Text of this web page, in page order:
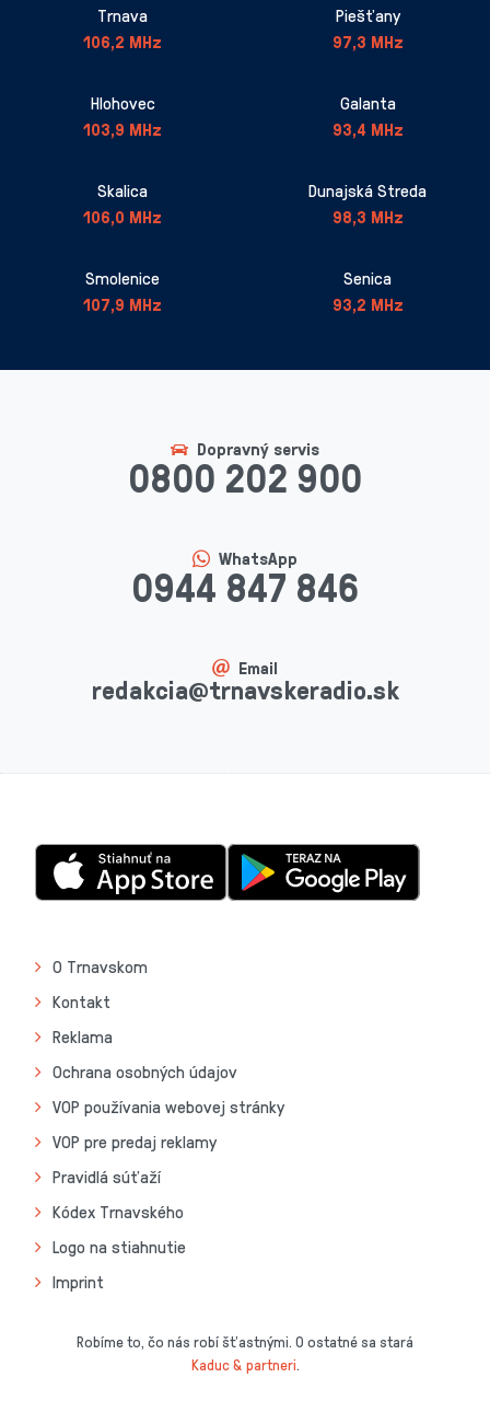
Trnava
106,2 MHz
Piešťany
97,3 MHz
Hlohovec
103,9 MHz
Galanta
93,4 MHz
Skalica
106,0 MHz
Dunajská Streda
98,3 MHz
Smolenice
107,9 MHz
Senica
93,2 MHz
Dopravný servis
0800 202 900
WhatsApp
0944 847 846
Email
redakcia@trnavskeradio.sk
O Trnavskom
Kontakt
Reklama
Ochrana osobných údajov
VOP používania webovej stránky
VOP pre predaj reklamy
Pravidlá súťaží
Kódex Trnavského
Logo na stiahnutie
Imprint
Robíme to, čo nás robí šťastnými. O ostatné sa stará
Kaduc & partneri.